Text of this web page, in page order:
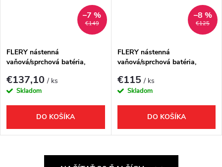
€149
–7 %
FLERY nástenná
vaňová/sprchová batéria,
€137,10/ ks
Skladom
DO KOŠÍKA
€125
–8 %
FLERY nástenná
vaňová/sprchová batéria,
€115/ ks
Skladom
DO KOŠÍKA